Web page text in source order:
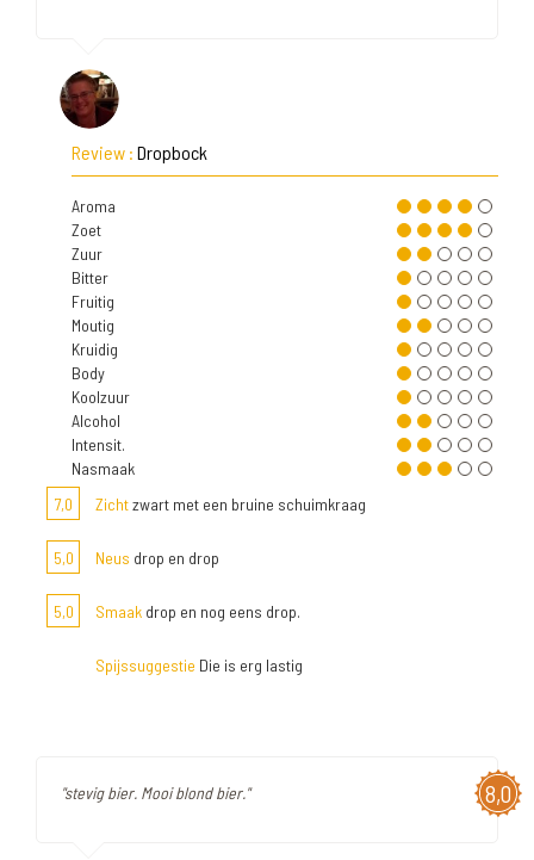
Review : Dropbock
Aroma
Zoet
Zuur
Bitter
Fruitig
Moutig
Kruidig
Body
Koolzuur
Alcohol
Intensit.
Nasmaak
7,0
Zichtzwart met een bruine schuimkraag
5,0 Neus drop en drop
5,0 Smaak drop en nog eens drop.
Spijssuggestie Die is erg lastig
8,0
"stevig bier. Mooi blond bier."